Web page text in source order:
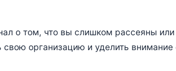
о том, что вы слишком рассеяны
свою организацию и уделить